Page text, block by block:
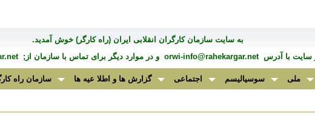
به سايت سازمان کارگران انقلابی ايران (راه کارگر) خوش آمديد.
سايت با آدرسorwi-info@rahekargar.net و در موارد ديگر برای تماس با سازمان از;
ملی سوسیالیسم اجتماعی گزارش ها و اطلا عیه ها سازمان راه